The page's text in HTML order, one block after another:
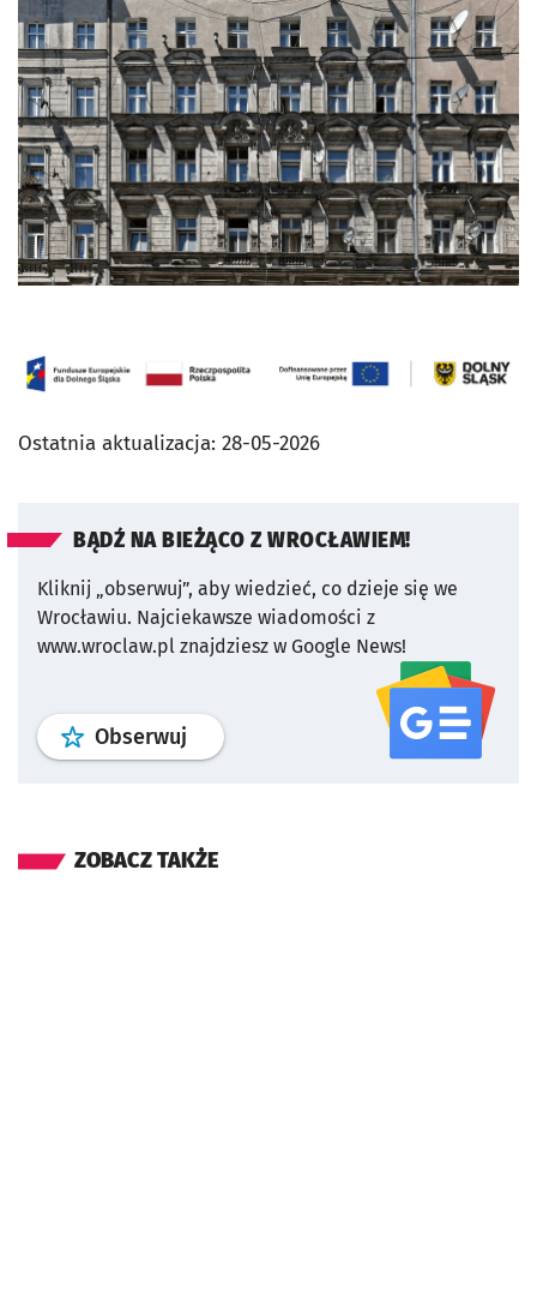
Ostatnia aktualizacja: 28-05-2026
BĄDŹ NA BIEŻĄCO Z WROCŁAWIEM!
Kliknij „obserwuj”, aby wiedzieć, co dzieje się we
Wrocławiu. Najciekawsze wiadomości z
www.wroclaw.pl znajdziesz w Google News!
Obserwuj profil serwisu
ZOBACZ TAKŻE